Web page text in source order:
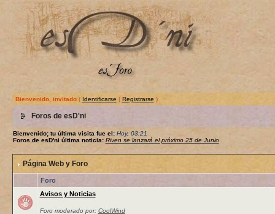
Bienvenido, invitado( Identificarse | Registrarse )
Foros de esD'ni
Bienvenido; tu última visita fue el: Hoy, 03:21
Foros de esD'ni última noticia: Riven se lanzará el próximo 25 de Junio
Página Web y Foro
Foro
Avisos y Noticias
Foro moderado por: CoolWind